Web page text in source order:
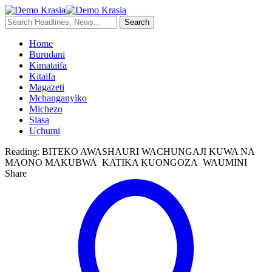
Home
Burudani
Kimataifa
Kitaifa
Magazeti
Mchanganyiko
Michezo
Siasa
Uchumi
Reading: BITEKO AWASHAURI WACHUNGAJI KUWA NA
MAONO MAKUBWA KATIKA KUONGOZA WAUMINI
Share